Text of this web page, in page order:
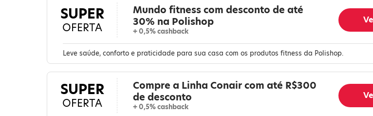
SUPER
OFERTA
Mundo fitness com desconto de até
30% na Polishop
+ 0,5% cashback
Leve saúde, conforto e praticidade para sua casa com os produtos fitness da Polishop.
SUPER
OFERTA
Compre a Linha Conair com até R$300
de desconto
+ 0,5% cashback